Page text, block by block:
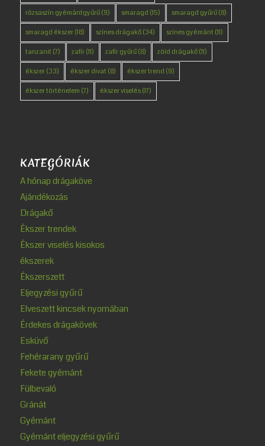
rózsaszín gyémántgyűrű(9) smaragd (15) smaragd gyűrű(8)
smaragd ékszer(18) színes drágakő(34) színes gyémánt (11)
tanzanit (7) zafír(11) zafír gyűrű(8) zöld drágakő(11)
ékszer(33) ékszer divat (8) ékszer trend (9)
ékszer történelem (7) ékszer viselés(17)
KATEGÓRIÁK
A hónap drágaköve
Ajándékozás
Drágakő
Ékszer trendek
Ékszer viselés kisokos
ékszerek
Ékszerszett
Eljegyzési gyűrű
Elveszett kincsek nyomában
Érdekes drágakövek
Esküvő
Fehérarany gyűrű
Fekete gyémánt
Fülbevaló
Gránát
Gyémánt
Gyémánt eljegyzési gyűrű